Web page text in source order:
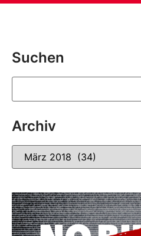
Suchen
Archiv